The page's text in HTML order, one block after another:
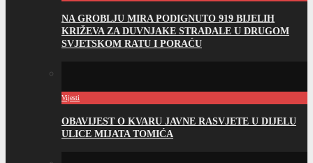
NA GROBLJU MIRA PODIGNUTO 919 BIJELIH
KRIŽEVA ZA DUVNJAKE STRADALE U DRUGOM
SVJETSKOM RATU I PORAĆU
Vijesti
OBAVIJEST O KVARU JAVNE RASVJETE U DIJELU
ULICE MIJATA TOMIĆA